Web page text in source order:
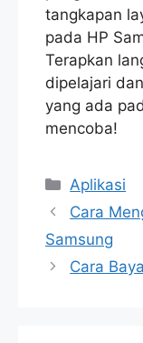
tangkapan
pada HP
Terapkan
dipelajari
yang ada
mencoba!
Categories
Aplikasi
Cara
Samsung
Cara